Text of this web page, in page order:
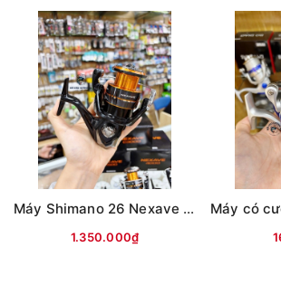
Máy Shimano 26 Nexave Đen cam(hộp Đen)
1.350.000₫